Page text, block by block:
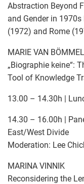
Abstraction Beyond
and Gender in 1970s
(1972) and Rome
MARIE VAN BÖMMEL
„Biographie keine“:
Tool of Knowledge
13.00 – 14.30h |
14.30 – 16.00h |
East/West Divide
Moderation: Lee
MARINA VINNIK
Reconsidering the